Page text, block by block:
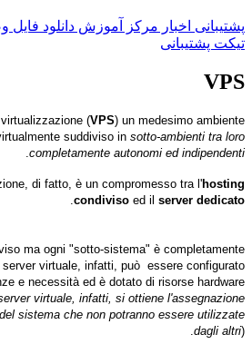
پشتیبانی اخبار مرکز آموزش دانلود فایل
تیکت پشتیبانی
VPS
(VPS) un medesimo ambiente
suddiviso in sotto-ambienti tra loro
completamente autonomi ed indipendenti
.
di fatto, è un compromesso tra l'hosting
condiviso ed il server dedicato
.
ma ogni "sotto-sistema" è completamente
virtuale, infatti, può essere configurato
e necessità ed è dotato di risorse hardware
virtuale, infatti, si ottiene l'assegnazione
sistema che non potranno essere utilizzate
dagli altri).